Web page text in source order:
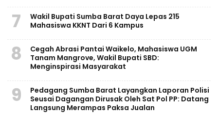
7
Wakil Bupati Sumba Barat Daya Lepas 215
Mahasiswa KKNT Dari 6 Kampus
8
Cegah Abrasi Pantai Waikelo, Mahasiswa UGM
Tanam Mangrove, Wakil Bupati SBD:
Menginspirasi Masyarakat
9
Pedagang Sumba Barat Layangkan Laporan Polisi
Seusai Dagangan Dirusak Oleh Sat Pol PP: Datang
Langsung Merampas Paksa Jualan